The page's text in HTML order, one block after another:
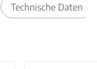
Technische Daten